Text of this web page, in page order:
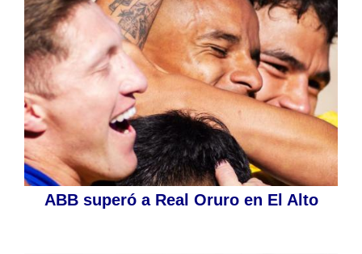
ABB superó a Real Oruro en El Alto